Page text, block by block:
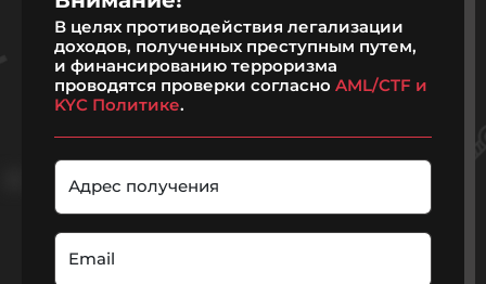
В целях противодействия легализации
доходов, полученных преступным путем,
и финансированию терроризма
проводятся проверки согласно AML/CTF и
KYC Политике.
Адрес получения
Email